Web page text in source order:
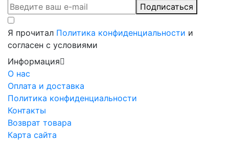
Подписаться
Я прочитал Политика конфиденциальности и
согласен с условиями
Информация
О нас
Оплата и доставка
Политика конфиденциальности
Контакты
Возврат товара
Карта сайта